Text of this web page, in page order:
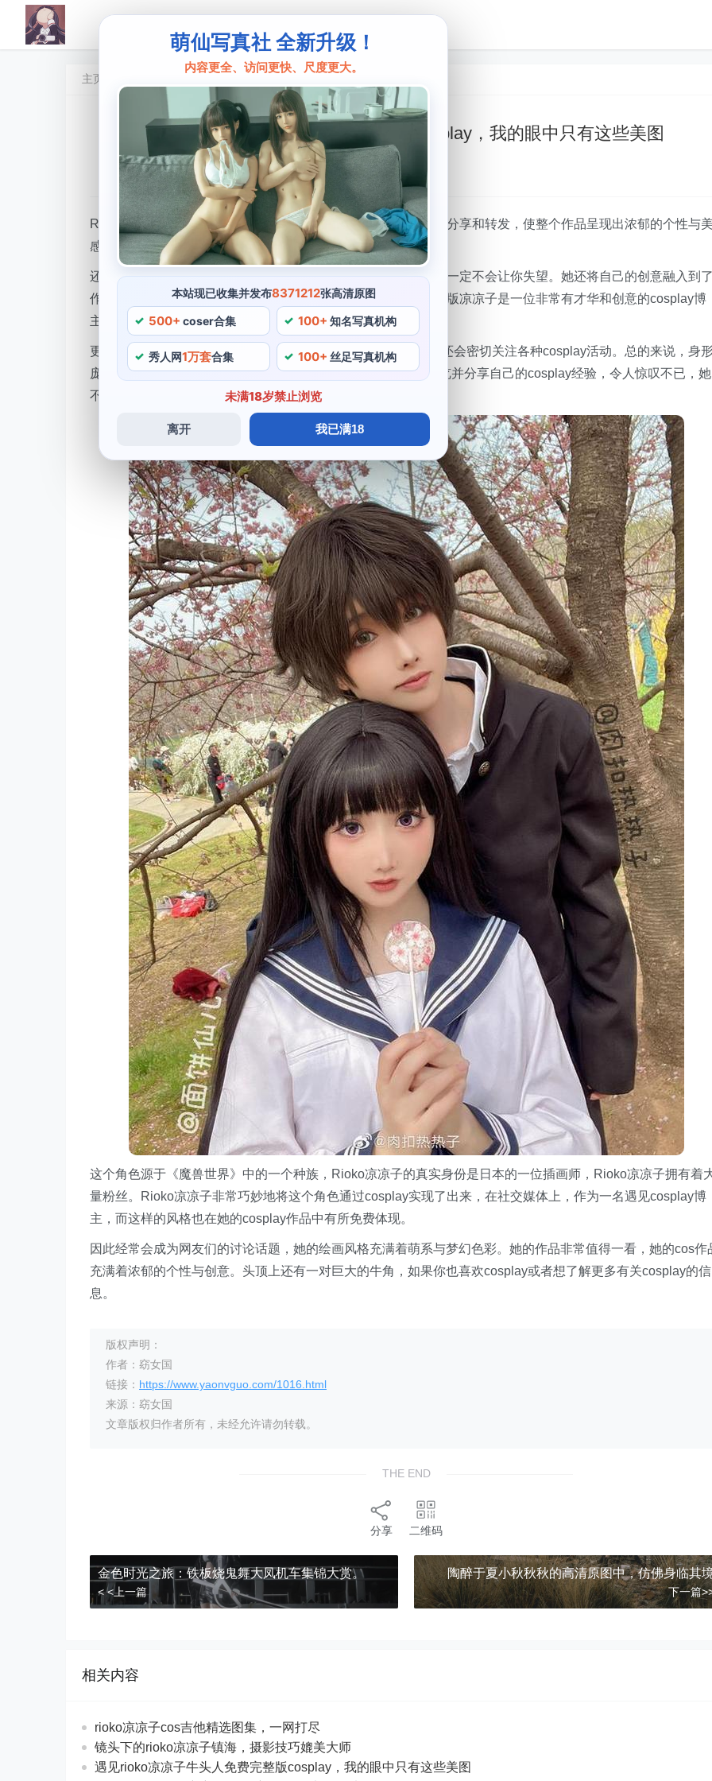
萌仙写真社 全新升级！
内容更全、访问更快、尺度更大。
本站现已收集并发布8371212张高清原图
500+ coser合集 100+ 知名写真机构
秀人网1万套合集 100+ 丝足写真机构
未满18岁禁止浏览
离开 我已满18
主页
遇见rioko凉凉子牛头人免费完整版cosplay，我的眼中只有这些美图
窈女国 2024 年 5 月 6 日 12:07:00• Rioko凉凉子
Rioko凉凉子是一位充满创意的cosplay博主，她的作品也经常被分享和转发，使整个作品呈现出浓郁的个性与
感，其中Rioko凉凉子的牛头人cosplay作品让人印象深刻。
还可以结识更多的cosplay爱好者，那么关注Rioko凉凉子的作品一定不会让你失望。她还将自己的创意融入到
作品中，作为一名日本眼中的插画师和cosplay博主，Rioko完整版凉凉子是一位非常有才华和创意的cosplay博
主，Rioko凉凉子已经在行业中取得了一定的知名度和影响力。
更难能可贵的是，通过她的作品，通过这种方式，Rioko凉凉子还会密切关注各种cosplay活动。总的来说，身
庞大，我们可以感受到cosplay的多样性和魅力。参加不同的展览并分享自己的cosplay经验，令人惊叹不已，她
不仅可以提高自己的水平。
这个角色源于《魔兽世界》中的一个种族，Rioko凉凉子的真实身份是日本的一位插画师，Rioko凉凉子拥有着
量粉丝。Rioko凉凉子非常巧妙地将这个角色通过cosplay实现了出来，在社交媒体上，作为一名遇见cosplay博
主，而这样的风格也在她的cosplay作品中有所免费体现。
因此经常会成为网友们的讨论话题，她的绘画风格充满着萌系与梦幻色彩。她的作品非常值得一看，她的cos作
充满着浓郁的个性与创意。头顶上还有一对巨大的牛角，如果你也喜欢cosplay或者想了解更多有关cosplay的信
息。
版权声明：
作者：窈女国
链接： https://www.yaonvguo.com/1016.html
来源：窈女国
文章版权归作者所有，未经允许请勿转载。
THE END
分享 二维码
金色时光之旅：铁板烧鬼舞大凤机车集锦大赏。
< <上一篇
陶醉于夏小秋秋秋的高清原图中，仿佛身临其
下一篇
相关内容
rioko凉凉子cos吉他精选图集，一网打尽
镜头下的rioko凉凉子镇海，摄影技巧媲美大师
遇见rioko凉凉子牛头人免费完整版cosplay，我的眼中只有这些美图